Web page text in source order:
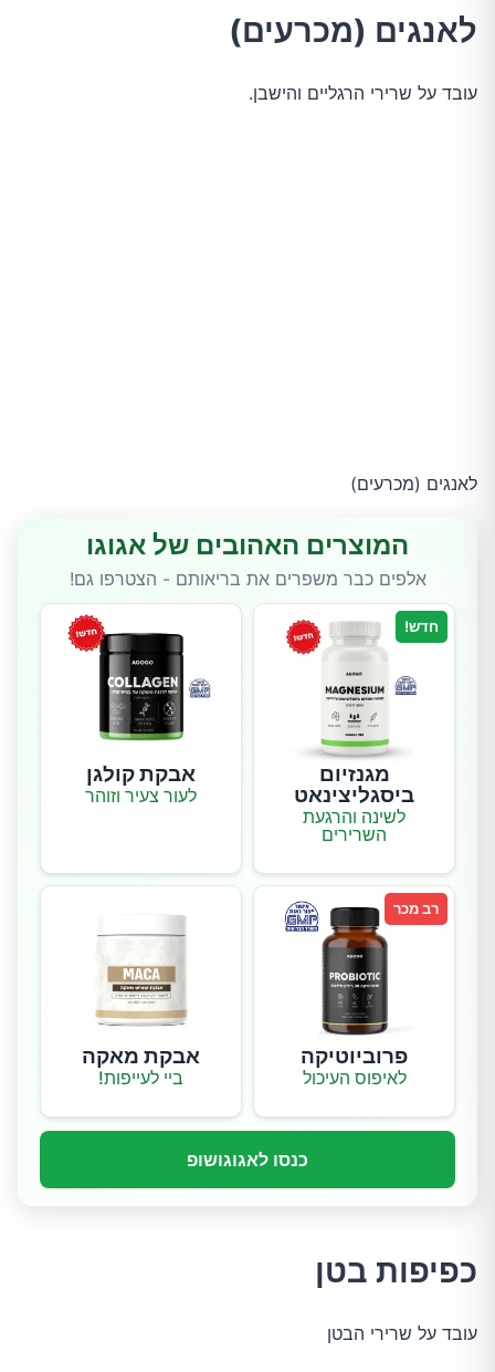
לאנגים (מכרעים)
עובד על שרירי הרגליים והישבן.
לאנגים (מכרעים)
המוצרים האהובים של אגוגו
אלפים כבר משפרים את בריאותם - הצטרפו גם!
חדש!
מגנזיום
ביסגליצינאט
לשינה והרגעת
השרירים
אבקת קולגן
לעור צעיר וזוהר
רב מכר
פרוביוטיקה
לאיפוס העיכול
אבקת מאקה
ביי לעייפות!
כנסו לאגוגושופ
כפיפות בטן
עובד על שרירי הבטן